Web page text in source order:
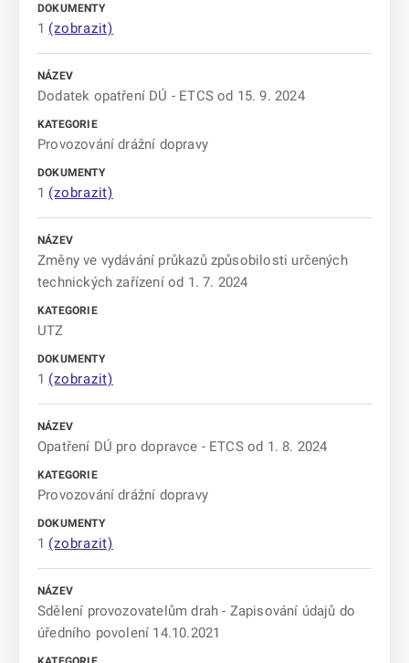
1 (zobrazit)
Dodatek opatření DÚ - ETCS od 15. 9. 2024
Provozování drážní dopravy
1 (zobrazit)
Změny ve vydávání průkazů způsobilosti určených
technických zařízení od 1. 7. 2024
UTZ
1 (zobrazit)
Opatření DÚ pro dopravce - ETCS od 1. 8. 2024
Provozování drážní dopravy
1 (zobrazit)
Sdělení provozovatelům drah - Zapisování údajů do
úředního povolení 14.10.2021